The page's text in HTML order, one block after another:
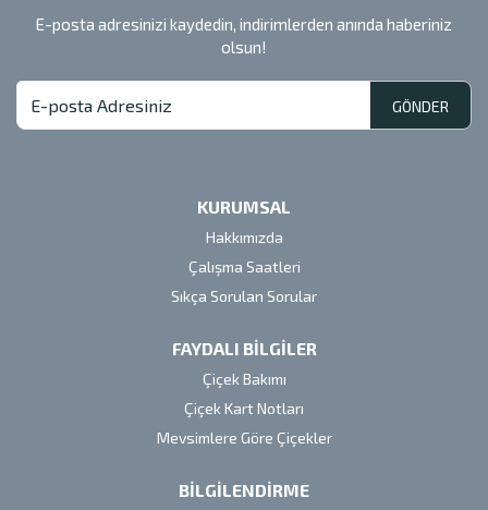
E-posta adresinizi kaydedin, indirimlerden anında haberiniz
olsun!
GÖNDER
KURUMSAL
Hakkımızda
Çalışma Saatleri
Sıkça Sorulan Sorular
FAYDALI BİLGİLER
Çiçek Bakımı
Çiçek Kart Notları
Mevsimlere Göre Çiçekler
BİLGİLENDİRME